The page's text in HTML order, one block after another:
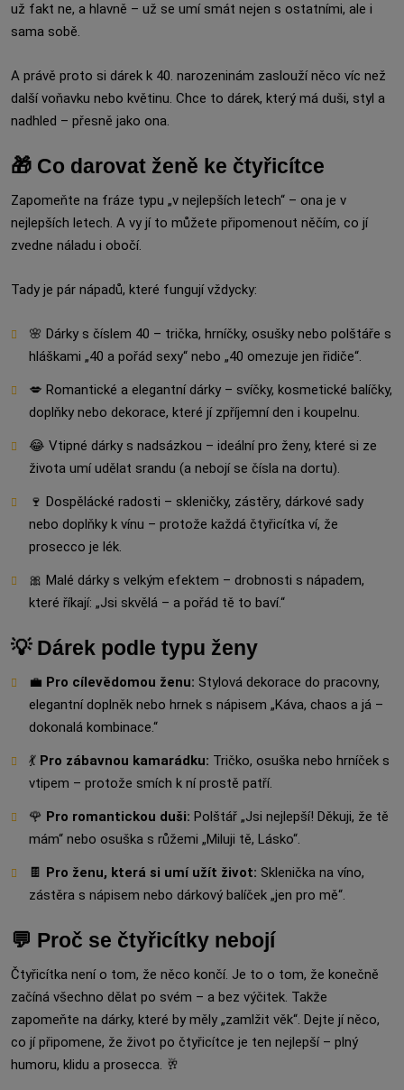
už fakt ne, a hlavně – už se umí smát nejen s ostatními, ale i
sama sobě.
A právě proto si dárek k 40. narozeninám zaslouží něco víc než
další voňavku nebo květinu. Chce to dárek, který má duši, styl a
nadhled – přesně jako ona.
🎁 Co darovat ženě ke čtyřicítce
Zapomeňte na fráze typu „v nejlepších letech“ – ona je v
nejlepších letech. A vy jí to můžete připomenout něčím, co jí
zvedne náladu i obočí.
Tady je pár nápadů, které fungují vždycky:
🌸 Dárky s číslem 40 – trička, hrníčky, osušky nebo polštáře s
hláškami „40 a pořád sexy“ nebo „40 omezuje jen řidiče“.
💋 Romantické a elegantní dárky – svíčky, kosmetické balíčky,
doplňky nebo dekorace, které jí zpříjemní den i koupelnu.
😂 Vtipné dárky s nadsázkou – ideální pro ženy, které si ze
života umí udělat srandu (a nebojí se čísla na dortu).
🍷 Dospělácké radosti – skleničky, zástěry, dárkové sady
nebo doplňky k vínu – protože každá čtyřicítka ví, že
prosecco je lék.
🎀 Malé dárky s velkým efektem – drobnosti s nápadem,
které říkají: „Jsi skvělá – a pořád tě to baví.“
💡 Dárek podle typu ženy
💼 Pro cílevědomou ženu: Stylová dekorace do pracovny,
elegantní doplněk nebo hrnek s nápisem „Káva, chaos a já –
dokonalá kombinace.“
💃 Pro zábavnou kamarádku: Tričko, osuška nebo hrníček s
vtipem – protože smích k ní prostě patří.
🌹 Pro romantickou duši: Polštář „Jsi nejlepší! Děkuji, že tě
mám“ nebo osuška s růžemi „Miluji tě, Lásko“.
🍫 Pro ženu, která si umí užít život: Sklenička na víno,
zástěra s nápisem nebo dárkový balíček „jen pro mě“.
💬 Proč se čtyřicítky nebojí
Čtyřicítka není o tom, že něco končí. Je to o tom, že konečně
začíná všechno dělat po svém – a bez výčitek. Takže
zapomeňte na dárky, které by měly „zamlžit věk“. Dejte jí něco,
co jí připomene, že život po čtyřicítce je ten nejlepší – plný
humoru, klidu a prosecca. 🥂